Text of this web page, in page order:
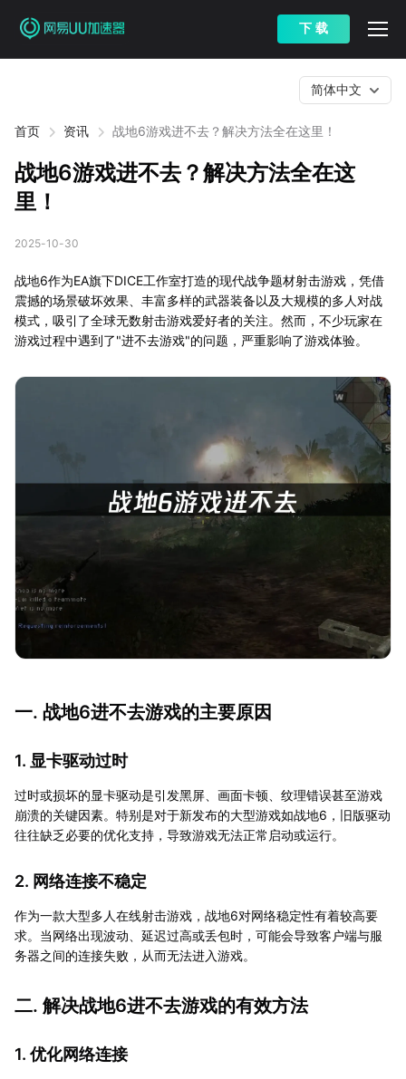
下 载
首页 资讯 战地6游戏进不去？解决方法全在这里！
简体中文
战地6游戏进不去？解决方法全在这
里！
2025-10-30
战地6作为EA旗下DICE工作室打造的现代战争题材射击游戏，凭借
震撼的场景破坏效果、丰富多样的武器装备以及大规模的多人对战
模式，吸引了全球无数射击游戏爱好者的关注。然而，不少玩家在
游戏过程中遇到了"进不去游戏"的问题，严重影响了游戏体验。
一. 战地6进不去游戏的主要原因
1. 显卡驱动过时
过时或损坏的显卡驱动是引发黑屏、画面卡顿、纹理错误甚至游戏
崩溃的关键因素。特别是对于新发布的大型游戏如战地6，旧版驱动
往往缺乏必要的优化支持，导致游戏无法正常启动或运行。
2. 网络连接不稳定
作为一款大型多人在线射击游戏，战地6对网络稳定性有着较高要
求。当网络出现波动、延迟过高或丢包时，可能会导致客户端与服
务器之间的连接失败，从而无法进入游戏。
二. 解决战地6进不去游戏的有效方法
1. 优化网络连接